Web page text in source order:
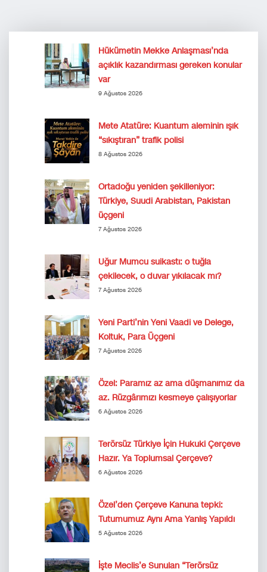
Hükümetin Mekke Anlaşması’nda
açıklık kazandırması gereken konular
var
9 Ağustos 2026
Mete Atatüre: Kuantum aleminin ışık
“sıkıştıran” trafik polisi
8 Ağustos 2026
Ortadoğu yeniden şekilleniyor:
Türkiye, Suudi Arabistan, Pakistan
üçgeni
7 Ağustos 2026
Uğur Mumcu suikastı: o tuğla
çekilecek, o duvar yıkılacak mı?
7 Ağustos 2026
Yeni Parti’nin Yeni Vaadi ve Delege,
Koltuk, Para Üçgeni
7 Ağustos 2026
Özel: Paramız az ama düşmanımız da
az. Rüzgârımızı kesmeye çalışıyorlar
6 Ağustos 2026
Terörsüz Türkiye İçin Hukuki Çerçeve
Hazır. Ya Toplumsal Çerçeve?
6 Ağustos 2026
Özel’den Çerçeve Kanuna tepki:
Tutumumuz Aynı Ama Yanlış Yapıldı
5 Ağustos 2026
İşte Meclis’e Sunulan “Terörsüz